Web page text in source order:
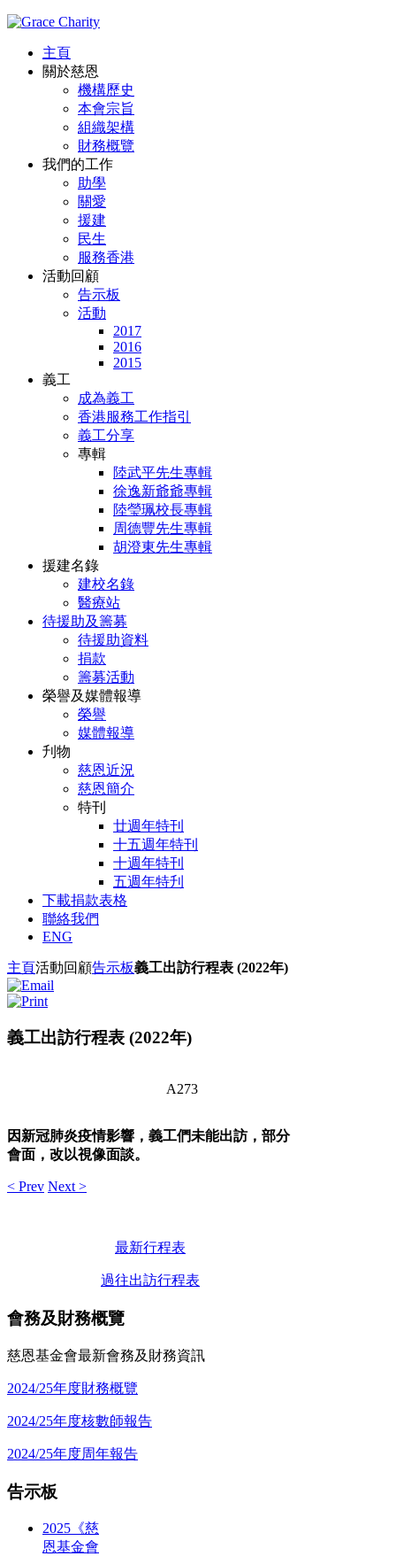
主頁
關於慈恩
機構歷史
本會宗旨
組織架構
財務概覽
我們的工作
助學
關愛
援建
民生
服務香港
活動回顧
告示板
活動
2017
2016
2015
義工
成為義工
香港服務工作指引
義工分享
專輯
陸武平先生專輯
徐逸新爺爺專輯
陸瑩珮校長專輯
周德豐先生專輯
胡澄東先生專輯
援建名錄
建校名錄
醫療站
待援助及籌募
待援助資料
捐款
籌募活動
榮譽及媒體報導
榮譽
媒體報導
刋物
慈恩近況
慈恩簡介
特刊
廿週年特刊
十五週年特刊
十週年特刊
五週年特刋
下載捐款表格
聯絡我們
ENG
主頁活動回顧告示板義工出訪行程表 (2022年)
義工出訪行程表 (2022年)
A273
因新冠肺炎疫情影響，義工們未能出訪，部分
會面，改以視像面談。
< Prev Next >
最新行程表
過往出訪行程表
會務及財務概覽
慈恩基金會最新會務及財務資訊
2024/25年度財務概覽
2024/25年度核數師報告
2024/25年度周年報告
告示板
2025《慈
恩基金會